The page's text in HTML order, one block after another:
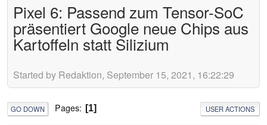
Pixel 6: Passend zum Tensor-SoC
präsentiert Google neue Chips aus
Kartoffeln statt Silizium
Started by Redaktion, September 15, 2021, 16:22:29
GO DOWN Pages 1 USER ACTIONS